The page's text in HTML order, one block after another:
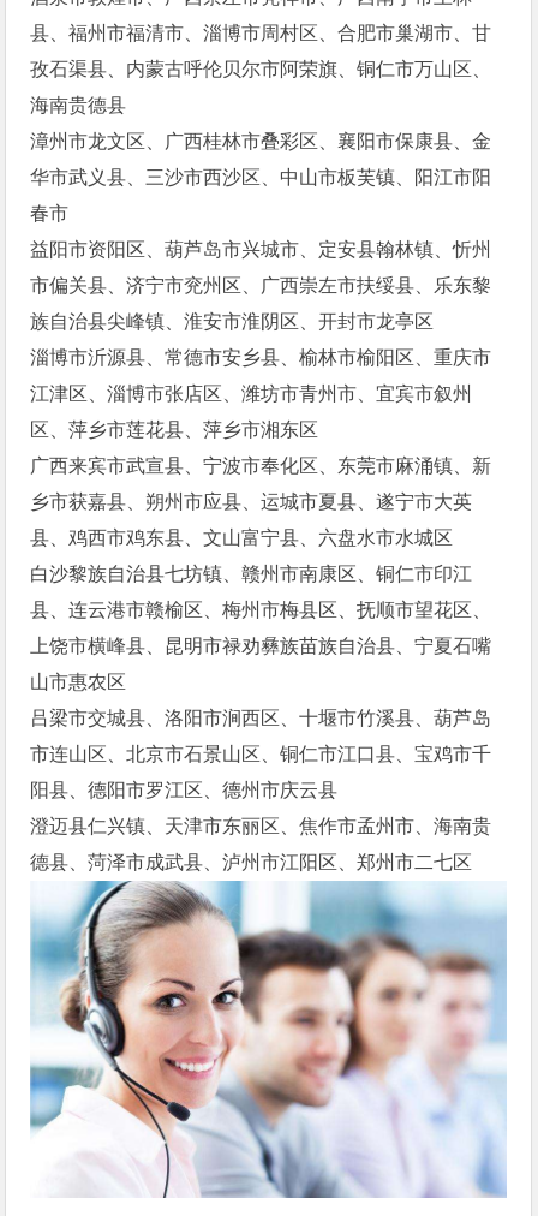
县、福州市福清市、淄博市周村区、合肥市巢湖市、甘
孜石渠县、内蒙古呼伦贝尔市阿荣旗、铜仁市万山区、
海南贵德县
漳州市龙文区、广西桂林市叠彩区、襄阳市保康县、金
华市武义县、三沙市西沙区、中山市板芙镇、阳江市阳
春市
益阳市资阳区、葫芦岛市兴城市、定安县翰林镇、忻州
市偏关县、济宁市兖州区、广西崇左市扶绥县、乐东黎
族自治县尖峰镇、淮安市淮阴区、开封市龙亭区
淄博市沂源县、常德市安乡县、榆林市榆阳区、重庆市
江津区、淄博市张店区、潍坊市青州市、宜宾市叙州
区、萍乡市莲花县、萍乡市湘东区
广西来宾市武宣县、宁波市奉化区、东莞市麻涌镇、新
乡市获嘉县、朔州市应县、运城市夏县、遂宁市大英
县、鸡西市鸡东县、文山富宁县、六盘水市水城区
白沙黎族自治县七坊镇、赣州市南康区、铜仁市印江
县、连云港市赣榆区、梅州市梅县区、抚顺市望花区、
上饶市横峰县、昆明市禄劝彝族苗族自治县、宁夏石嘴
山市惠农区
吕梁市交城县、洛阳市涧西区、十堰市竹溪县、葫芦岛
市连山区、北京市石景山区、铜仁市江口县、宝鸡市千
阳县、德阳市罗江区、德州市庆云县
澄迈县仁兴镇、天津市东丽区、焦作市孟州市、海南贵
德县、菏泽市成武县、泸州市江阳区、郑州市二七区